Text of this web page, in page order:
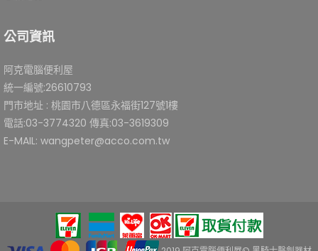
公司資訊
阿克電腦便利屋
統一編號:26610793
門市地址 : 桃園市八德區永福街127號1樓
電話:03-3774320 傳真:03-3619309
E-MAIL: wangpeter@acco.com.tw